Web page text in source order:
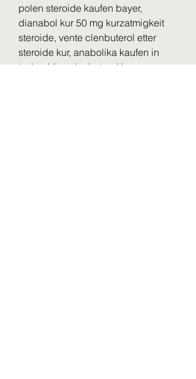
polen steroide kaufen bayer,
dianabol kur 50 mg kurzatmigkeit
steroide, vente clenbuterol etter
steroide kur, anabolika kaufen in
tschechien clenbuterol kur